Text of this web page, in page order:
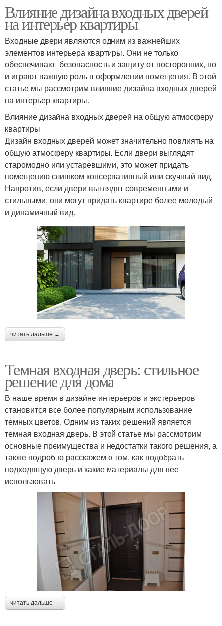
Влияние дизайна входных дверей
на интерьер квартиры
Входные двери являются одним из важнейших
элементов интерьера квартиры. Они не только
обеспечивают безопасность и защиту от посторонних, но
и играют важную роль в оформлении помещения. В этой
статье мы рассмотрим влияние дизайна входных дверей
на интерьер квартиры.
Влияние дизайна входных дверей на общую атмосферу
квартиры
Дизайн входных дверей может значительно повлиять на
общую атмосферу квартиры. Если двери выглядят
старомодно или устаревшими, это может придать
помещению слишком консервативный или скучный вид.
Напротив, если двери выглядят современными и
стильными, они могут придать квартире более молодый
и динамичный вид.
читать дальше →
Темная входная дверь: стильное
решение для дома
В наше время в дизайне интерьеров и экстерьеров
становится все более популярным использование
темных цветов. Одним из таких решений является
темная входная дверь. В этой статье мы рассмотрим
основные преимущества и недостатки такого решения, а
также подробно расскажем о том, как подобрать
подходящую дверь и какие материалы для нее
использовать.
читать дальше →